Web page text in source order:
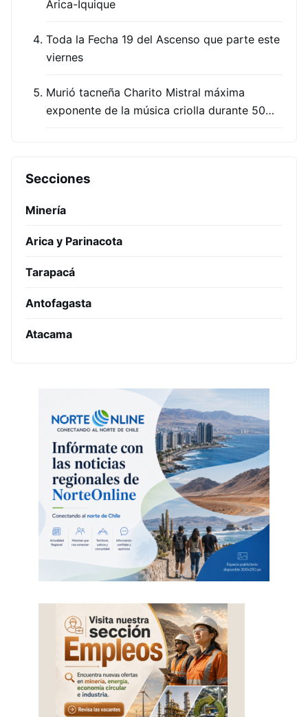
Arica-Iquique
Toda la Fecha 19 del Ascenso que parte este
viernes
Murió tacneña Charito Mistral máxima
exponente de la música criolla durante 50…
Secciones
Minería
Arica y Parinacota
Tarapacá
Antofagasta
Atacama